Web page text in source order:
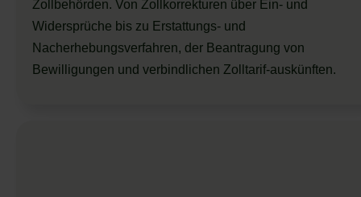
Zollbehörden. Von Zollkorrekturen über Ein- und
Widersprüche bis zu Erstattungs- und
Nacherhebungsverfahren, der Beantragung von
Bewilligungen und verbindlichen Zolltarif-auskünften.